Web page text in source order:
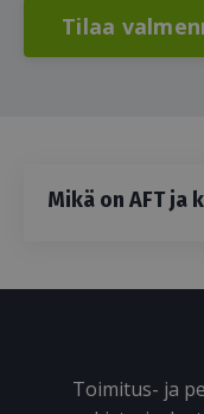
Tilaa
Mikä on AFT ja
Toimitus- ja